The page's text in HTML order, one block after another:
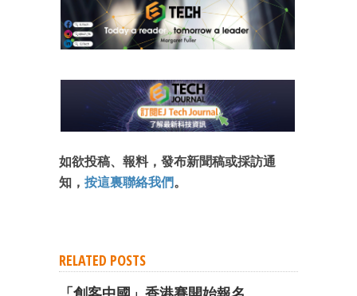
如欲投稿、報料，發布新聞稿或採訪通
知， 按這裏聯絡我們。
RELATED POSTS